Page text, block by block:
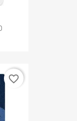
favorite_border